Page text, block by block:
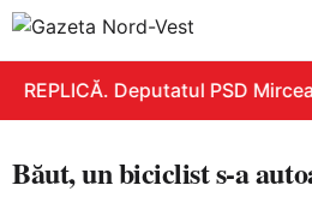
REPLICĂ. Deputatul PSD
Băut, un biciclist s-a